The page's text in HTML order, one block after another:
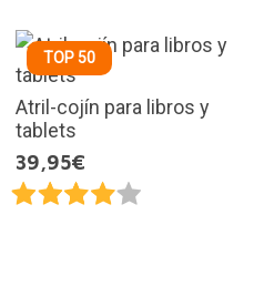
TOP 50
Atril-cojín para libros y
tablets
39,95€